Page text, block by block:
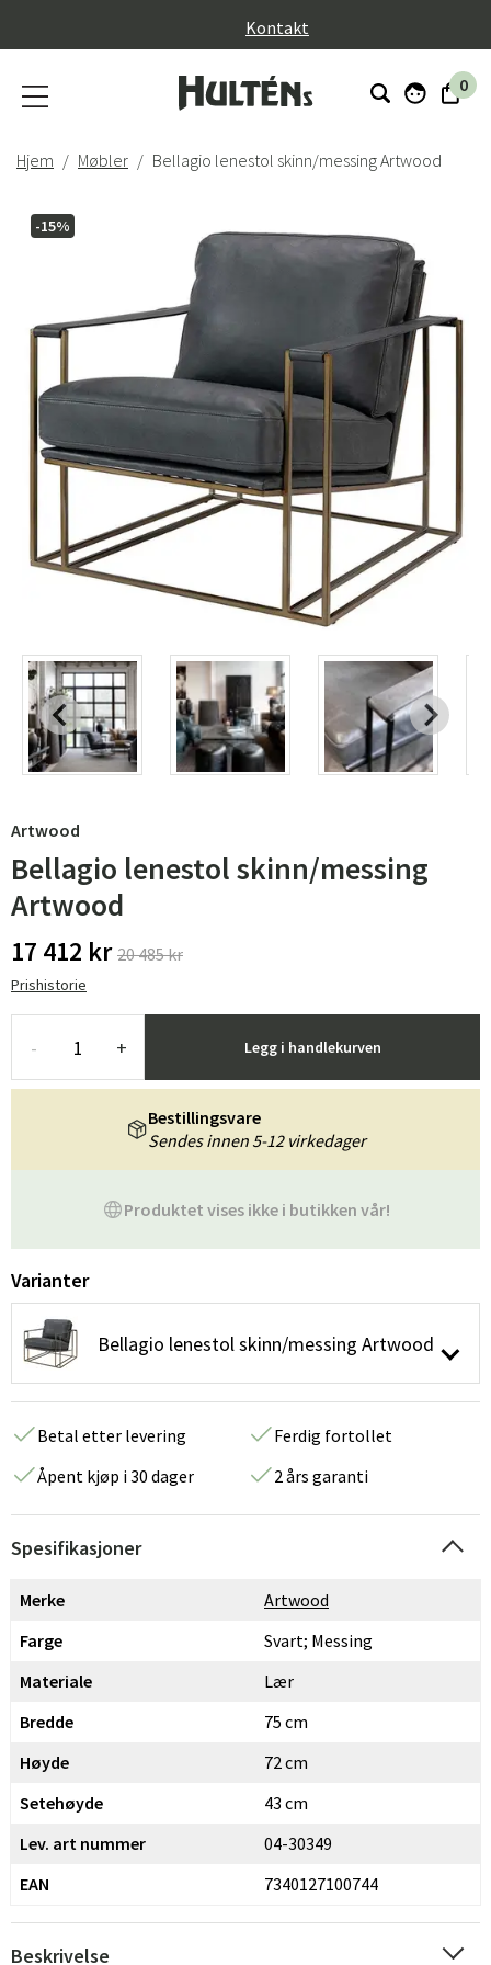
Kontakt
0
Hjem Møbler Bellagio lenestol skinn/messing Artwood
-15%
Artwood
Bellagio lenestol skinn/messing
Artwood
17 412 kr 20 485 kr
Prishistorie
- + Legg i handlekurven
Produktet vises ikke i butikken vår!
Bestillingsvare
Sendes innen 5-12 virkedager
Varianter
Bellagio lenestol skinn/messing Artwood
Betal etter levering
Ferdig fortollet
Åpent kjøp i 30 dager
2 års garanti
Spesifikasjoner
Merke
Artwood
Farge
Svart; Messing
Materiale
Lær
Bredde
75 cm
Høyde
72 cm
Setehøyde
43 cm
Lev. art nummer
04-30349
EAN
7340127100744
Beskrivelse